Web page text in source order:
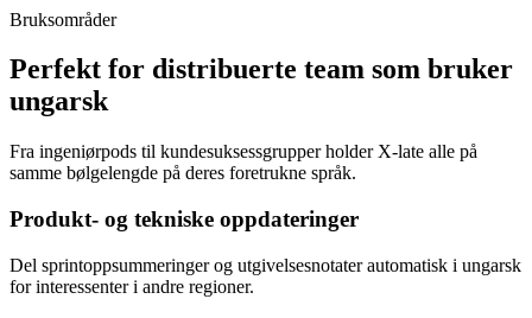
Bruksområder
Perfekt for distribuerte team som bruker
ungarsk
Fra ingeniørpods til kundesuksessgrupper holder X-late alle på
samme bølgelengde på deres foretrukne språk.
Produkt- og tekniske oppdateringer
Del sprintoppsummeringer og utgivelsesnotater automatisk i ungarsk
for interessenter i andre regioner.